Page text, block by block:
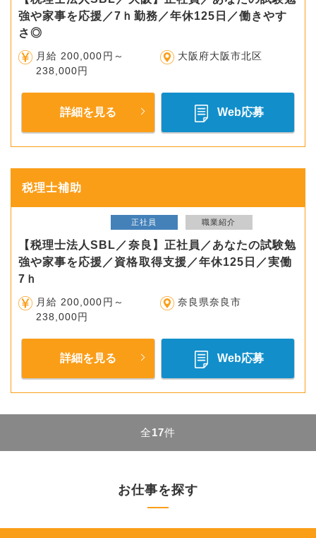
強や家事を応援／7ｈ勤務／年休125日／働きやす
さ◎
月給 200,000円～
238,000円
大阪府大阪市北区
詳細を見る Web応募
税理士補助
正社員 職業紹介
【税理士法人SBL／奈良】正社員／あなたの試験勉
強や家事を応援／資格取得支援／年休125日／実働
7ｈ
月給 200,000円～
238,000円
奈良県奈良市
詳細を見る Web応募
全17件
お仕事を探す